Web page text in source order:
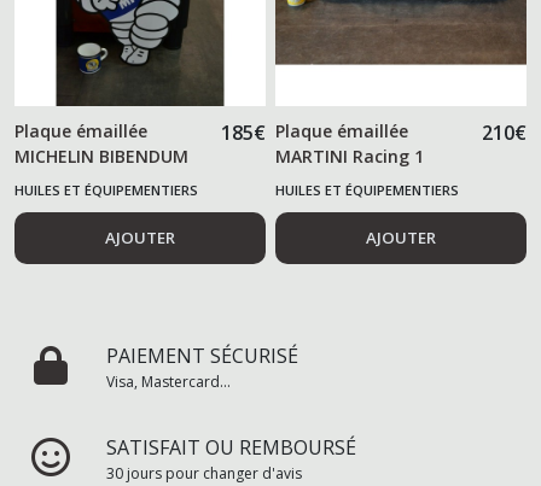
Plaque émaillée
MICHELIN BIBENDUM
185€
HUILES ET ÉQUIPEMENTIERS
AUTOMOBILES
AJOUTER
Plaque émaillée
MARTINI Racing 1
mètre
210€
HUILES ET ÉQUIPEMENTIERS
AUTOMOBILES
AJOUTER
PAIEMENT SÉCURISÉ
Visa, Mastercard...
SATISFAIT OU REMBOURSÉ
30 jours pour changer d'avis